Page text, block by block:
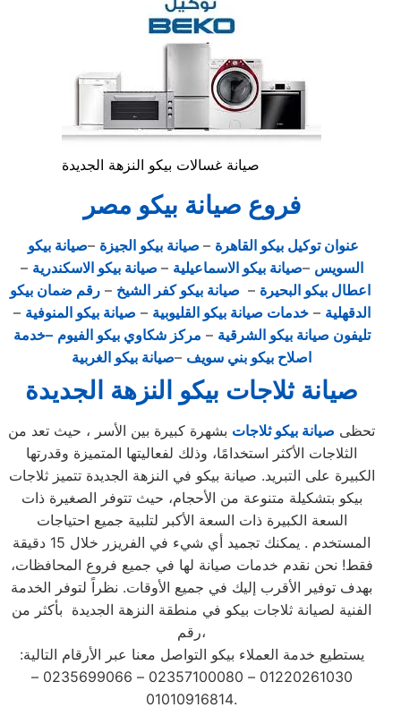
صيانة غسالات بيكو النزهة الجديدة
فروع صيانة بيكو مصر
عنوان توكيل بيكو القاهرة – صيانة بيكو الجيزة –صيانة بيكو
السويس –صيانة بيكو الاسماعيلية – صيانة بيكو الاسكندرية –
اعطال بيكو البحيرة – صيانة بيكو كفر الشيخ –رقم ضمان بيكو
الدقهلية –خدمات صيانة بيكو القليوبية – صيانة بيكو المنوفية –
تليفون صيانة بيكو الشرقية – مركز شكاوي بيكو الفيوم –خدمة
اصلاح بيكو بني سويف –صيانة بيكو الغربية
صيانة ثلاجات بيكو النزهة الجديدة
تحظى صيانة بيكو ثلاجات بشهرة كبيرة بين الأسر ، حيث تعد من
الثلاجات الأكثر استخدامًا، وذلك لفعاليتها المتميزة وقدرتها
الكبيرة على التبريد. صيانة بيكو في النزهة الجديدة تتميز ثلاجات
بيكو بتشكيلة متنوعة من الأحجام، حيث تتوفر الصغيرة ذات
السعة الكبيرة ذات السعة الأكبر لتلبية جميع احتياجات
المستخدم . يمكنك تجميد أي شيء في الفريزر خلال 15 دقيقة
فقط! نحن نقدم خدمات صيانة لها في جميع فروع المحافظات،
بهدف توفير الأقرب إليك في جميع الأوقات. نظراً لتوفر الخدمة
الفنية لصيانة ثلاجات بيكو في منطقة النزهة الجديدة بأكثر من
رقم،
يستطيع خدمة العملاء بيكو التواصل معنا عبر الأرقام التالية:
01220261030 – 02357100080 – 0235699066 –
01010916814.